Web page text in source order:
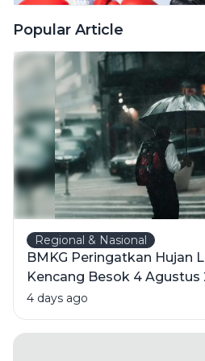
Popular Article
Regional & Nasional
BMKG Peringatkan Hujan
Kencang Besok 4 Agustus
Wilayahnya
4 days ago